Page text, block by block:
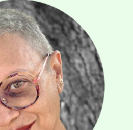
pour réduire les
.